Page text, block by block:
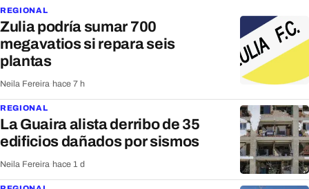
REGIONAL
Zulia podría sumar 700
megavatios si repara seis
plantas
Neila Fereira hace 7 h
REGIONAL
La Guaira alista derribo de 35
edificios dañados por sismos
Neila Fereira hace 1 d